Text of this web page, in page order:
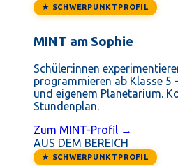
★ SCHWERPUNKTPROFIL
MINT am Sophie
Schüler:innen
programmieren ab Klasse
und eigenem Planetarium.
Stundenplan.
Zum MINT-Profil →
AUS DEM BEREICH
★ SCHWERPUNKTPROFIL